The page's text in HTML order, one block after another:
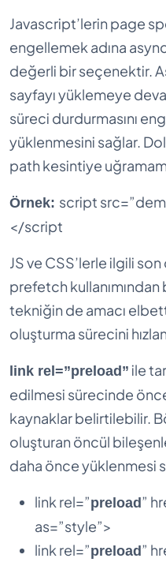
Javascript’lerin page
engellemek adına
değerli bir seçenektir.
sayfayı yüklemeye
süreci durdurmasını
yüklenmesini sağlar.
path kesintiye
Örnek: script
</script
JS ve CSS’lerle ilgili
prefetch
tekniğin de amacı
oluşturma sürecini
link rel=”preload” ile
edilmesi sürecinde
kaynaklar belirtilebilir.
oluşturan öncül
daha önce yüklenmesi
link rel=”preload ”
as=”style”>
link rel=”preload ”